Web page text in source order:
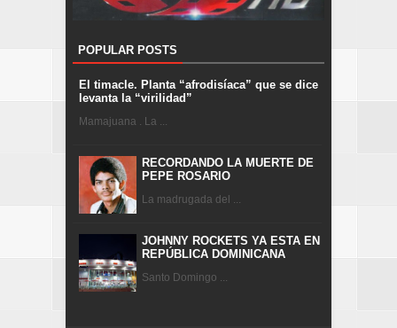
POPULAR POSTS
El timacle. Planta “afrodisíaca” que se dice
levanta la “virilidad”
Mamajuana . La ...
RECORDANDO LA MUERTE DE
PEPE ROSARIO
La madrugada del ...
JOHNNY ROCKETS YA ESTA EN
REPÚBLICA DOMINICANA
Santo Domingo ...